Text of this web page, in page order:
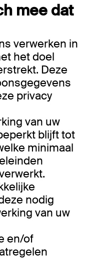
mee dat
verwerken in
het doel
Deze
privacy
van uw
blijft tot
minimaal
nodig
van uw
en/of